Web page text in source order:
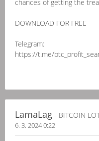
chances of getting the
DOWNLOAD FOR FREE
Telegram:
https://t.me/
LamaLag - BITCOIN
6. 3. 2024 0:22